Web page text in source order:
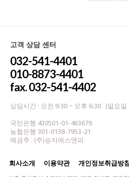
고객 상담 센터
032-541-4401
010-8873-4401
fax. 032-541-4402
상담시간 : 오전 9:30 ~ 오후 6:30 (일요일
국민은행 430501-01-463679
농협은행 301-0138-7953-21
예금주 : (주)승지에스앤피
회사소개 이용약관 개인정보취급방